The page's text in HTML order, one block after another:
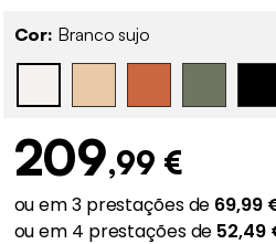
Cor: Branco sujo
209,99 €